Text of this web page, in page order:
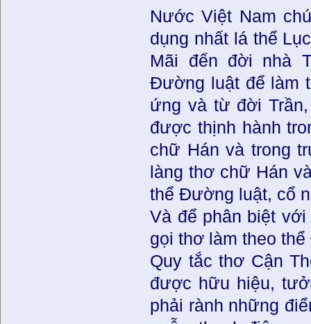
Nước Việt Nam
dụng nhất lá thể
Mãi đến đời nhà
Ðường luật để làm
ứng và từ đời
được thịnh hành
chữ Hán và trong
làng thơ chữ Hán
thể Ðường luật, cổ
Và để phân biệt
gọi thơ làm theo
Quy tắc thơ Cận
được hữu hiệu,
phải rành những